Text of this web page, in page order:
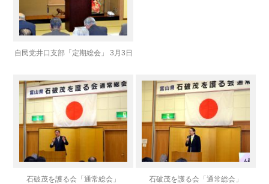
自民党井口支部「定期総会」 3月3日
石破茂を護る会「通常総会」
石破茂を護る会「通常総会」